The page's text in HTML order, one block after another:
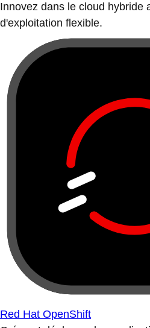
Innovez dans le cloud hybride
d'exploitation flexible.
Red Hat OpenShift